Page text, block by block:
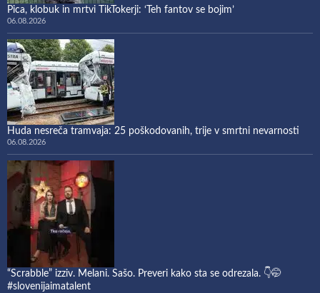
Pica, klobuk in mrtvi TikTokerji: ‘Teh fantov se bojim’
06.08.2026
Huda nesreča tramvaja: 25 poškodovanih, trije v smrtni nevarnosti
06.08.2026
“Scrabble” izziv. Melani. Sašo. Preveri kako sta se odrezala. 👇🤭
#slovenijaimatalent